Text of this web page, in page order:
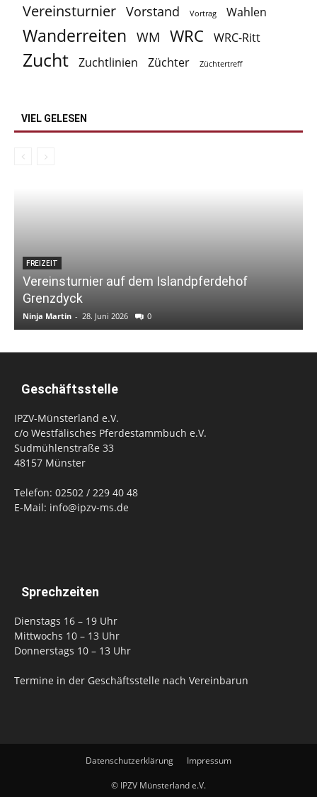
Vereinsturnier Vorstand Vortrag Wahlen
Wanderreiten WM WRC WRC-Ritt
Zucht Zuchtlinien Züchter Züchtertreff
VIEL GELESEN
FREIZEIT
Vereinsturnier auf dem Islandpferdehof
Grenzdyck
Ninja Martin - 28. Juni 2026 0
Geschäftsstelle
IPZV-Münsterland e.V.
c/o Westfälisches Pferdestammbuch e.V.
Sudmühlenstraße 33
48157 Münster
Telefon: 02502 / 229 40 48
E-Mail: info@ipzv-ms.de
Sprechzeiten
Dienstags 16 – 19 Uhr
Mittwochs 10 – 13 Uhr
Donnerstags 10 – 13 Uhr
Termine in der Geschäftsstelle nach Vereinbarun
Datenschutzerklärung Impressum
© IPZV Münsterland e.V.